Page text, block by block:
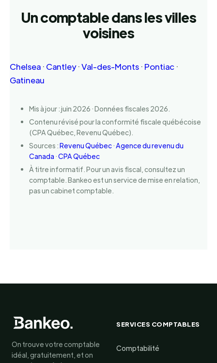
Un comptable dans les villes
voisines
Chelsea · Cantley·Val-des-Monts · Pontiac ·
Gatineau
Mis à jour : juin 2026 · Données fiscales 2026.
Contenu révisé pour la conformité fiscale québécoise
(CPA Québec, Revenu Québec).
Sources :Revenu Québec·Agence du revenu du
Canada ·CPA Québec
À titre informatif. Pour un avis fiscal, consultez un
comptable. Bankeo est un service de mise en relation,
pas un cabinet comptable.
On trouve votre comptable
idéal, gratuitement, et on
SERVICES COMPTABLES
Comptabilité